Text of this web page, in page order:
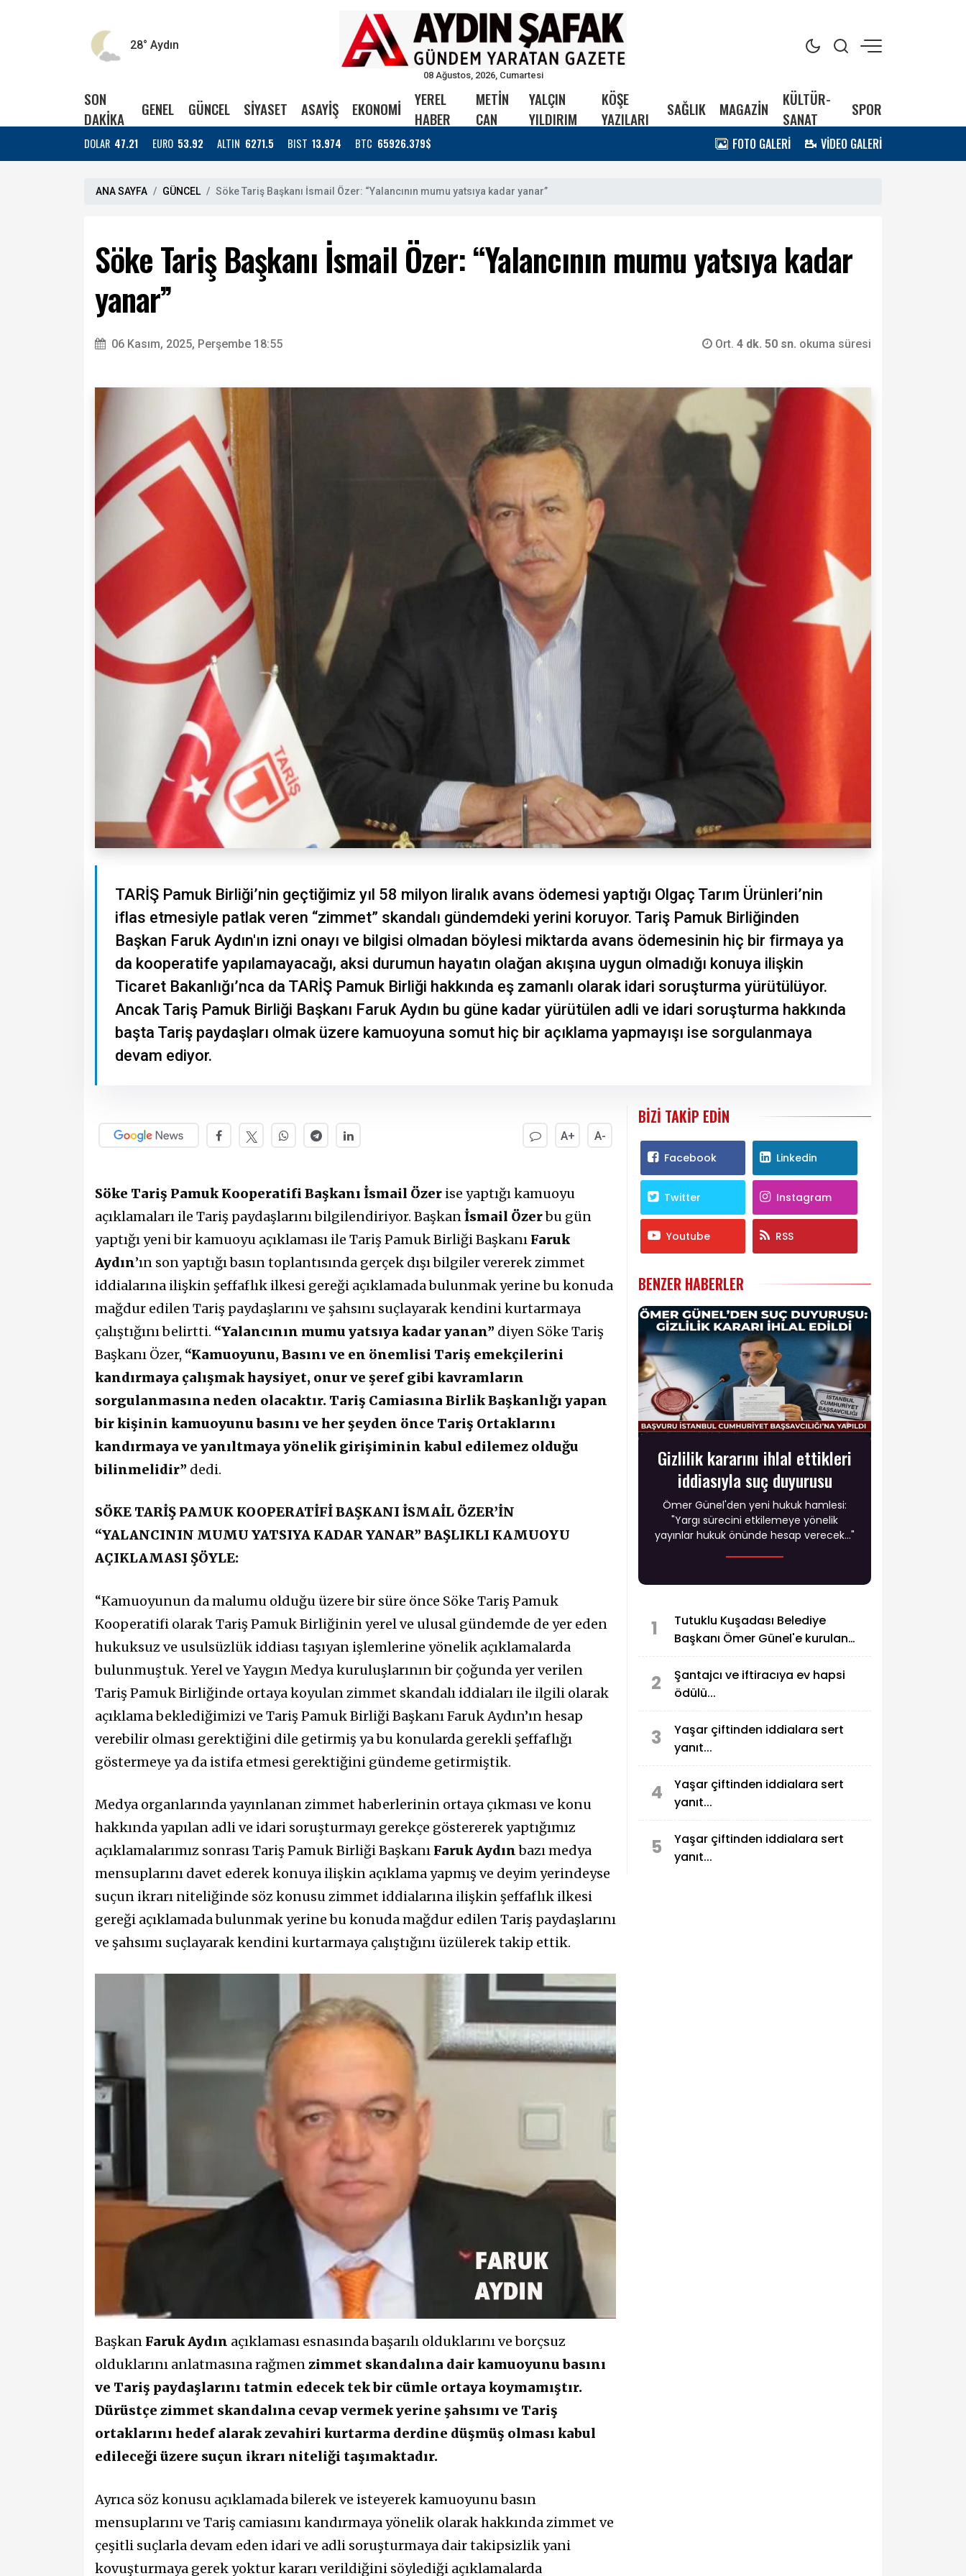
28° Aydın
08 Ağustos, 2026, Cumartesi
SON
DAKİKA
GENEL GÜNCEL SİYASET ASAYİŞ EKONOMİ
YEREL
HABER
METİN
CAN
YALÇIN
YILDIRIM
KÖŞE
YAZILARI
SAĞLIK MAGAZİN
KÜLTÜR-
SANAT
SPOR
DOLAR 47.21 EURO 53.92 ALTIN 6271.5 BIST 13.974 BTC 65926.379$ FOTO GALERİ VİDEO GALERİ
ANA SAYFA GÜNCEL Söke Tariş Başkanı İsmail Özer: “Yalancının mumu yatsıya kadar yanar”
Söke Tariş Başkanı İsmail Özer: “Yalancının mumu yatsıya kadar
yanar”
06 Kasım, 2025, Perşembe 18:55 Ort. 4 dk. 50 sn. okuma süresi
TARİŞ Pamuk Birliği’nin geçtiğimiz yıl 58 milyon liralık avans ödemesi yaptığı Olgaç Tarım Ürünleri’nin
iflas etmesiyle patlak veren “zimmet” skandalı gündemdeki yerini koruyor. Tariş Pamuk Birliğinden
Başkan Faruk Aydın'ın izni onayı ve bilgisi olmadan böylesi miktarda avans ödemesinin hiç bir firmaya ya
da kooperatife yapılamayacağı, aksi durumun hayatın olağan akışına uygun olmadığı konuya ilişkin
Ticaret Bakanlığı’nca da TARİŞ Pamuk Birliği hakkında eş zamanlı olarak idari soruşturma yürütülüyor.
Ancak Tariş Pamuk Birliği Başkanı Faruk Aydın bu güne kadar yürütülen adli ve idari soruşturma hakkında
başta Tariş paydaşları olmak üzere kamuoyuna somut hiç bir açıklama yapmayışı ise sorgulanmaya
devam ediyor.
A+ A-
Söke Tariş Pamuk Kooperatifi Başkanı İsmail Özer ise yaptığı kamuoyu
açıklamaları ile Tariş paydaşlarını bilgilendiriyor. Başkanİsmail Özerbu gün
yaptığı yeni bir kamuoyu açıklaması ile Tariş Pamuk Birliği Başkanı Faruk
Aydın’ın son yaptığı basın toplantısında gerçek dışı bilgiler vererek zimmet
iddialarına ilişkin şeffaflık ilkesi gereği açıklamada bulunmak yerine bu konuda
mağdur edilen Tariş paydaşlarını ve şahsını suçlayarak kendini kurtarmaya
çalıştığını belirtti. “Yalancının mumu yatsıya kadar yanan” diyen Söke Tariş
Başkanı Özer, “Kamuoyunu, Basını ve en önemlisi Tariş emekçilerini
kandırmaya çalışmak haysiyet, onur ve şeref gibi kavramların
sorgulanmasına neden olacaktır. Tariş Camiasına Birlik Başkanlığı yapan
bir kişinin kamuoyunu basını ve her şeyden önce Tariş Ortaklarını
kandırmaya ve yanıltmaya yönelik girişiminin kabul edilemez olduğu
bilinmelidir” dedi.
SÖKE TARİŞ PAMUK KOOPERATİFİ BAŞKANI İSMAİL ÖZER’İN
“YALANCININ MUMU YATSIYA KADAR YANAR” BAŞLIKLI KAMUOYU
AÇIKLAMASI ŞÖYLE:
“Kamuoyunun da malumu olduğu üzere bir süre önce Söke Tariş Pamuk
Kooperatifi olarak Tariş Pamuk Birliğinin yerel ve ulusal gündemde de yer eden
hukuksuz ve usulsüzlük iddiası taşıyan işlemlerine yönelik açıklamalarda
bulunmuştuk. Yerel ve Yaygın Medya kuruluşlarının bir çoğunda yer verilen
Tariş Pamuk Birliğinde ortaya koyulan zimmet skandalı iddiaları ile ilgili olarak
açıklama beklediğimizi ve Tariş Pamuk Birliği Başkanı Faruk Aydın’ın hesap
verebilir olması gerektiğini dile getirmiş ya bu konularda gerekli şeffaflığı
göstermeye ya da istifa etmesi gerektiğini gündeme getirmiştik.
Medya organlarında yayınlanan zimmet haberlerinin ortaya çıkması ve konu
hakkında yapılan adli ve idari soruşturmayı gerekçe göstererek yaptığımız
açıklamalarımız sonrası Tariş Pamuk Birliği Başkanı Faruk Aydınbazı medya
mensuplarını davet ederek konuya ilişkin açıklama yapmış ve deyim yerindeyse
suçun ikrarı niteliğinde söz konusu zimmet iddialarına ilişkin şeffaflık ilkesi
gereği açıklamada bulunmak yerine bu konuda mağdur edilen Tariş paydaşlarını
ve şahsımı suçlayarak kendini kurtarmaya çalıştığını üzülerek takip ettik.
Başkan Faruk Aydın açıklaması esnasında başarılı olduklarını ve borçsuz
olduklarını anlatmasına rağmenzimmet skandalına dair kamuoyunu basını
ve Tariş paydaşlarını tatmin edecek tek bir cümle ortaya koymamıştır.
Dürüstçe zimmet skandalına cevap vermek yerine şahsımı ve Tariş
ortaklarını hedef alarak zevahiri kurtarma derdine düşmüş olması kabul
edileceği üzere suçun ikrarı niteliği taşımaktadır.
Ayrıca söz konusu açıklamada bilerek ve isteyerek kamuoyunu basın
mensuplarını ve Tariş camiasını kandırmaya yönelik olarak hakkında zimmet ve
çeşitli suçlarla devam eden idari ve adli soruşturmaya dair takipsizlik yani
kovuşturmaya gerek yoktur kararı verildiğini söylediği açıklamalarda
BIZI TAKIP EDIN
Facebook Linkedin
Twitter Instagram
Youtube RSS
BENZER HABERLER
Gizlilik kararını ihlal ettikleri
iddiasıyla suç duyurusu
Ömer Günel'den yeni hukuk hamlesi:
"Yargı sürecini etkilemeye yönelik
yayınlar hukuk önünde hesap verecek..."
1
Tutuklu Kuşadası Belediye
Başkanı Ömer Günel'e kurulan
2
Şantajcı ve iftiracıya ev hapsi
ödülü...
3
Yaşar çiftinden iddialara sert
yanıt...
4
Yaşar çiftinden iddialara sert
yanıt...
5
Yaşar çiftinden iddialara sert
yanıt...